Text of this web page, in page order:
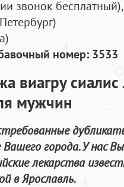
звонок бесплатный),
номер: 3533
виагру сиалис
мужчин
Вашего города. У нас
лекарства
в Ярославль.